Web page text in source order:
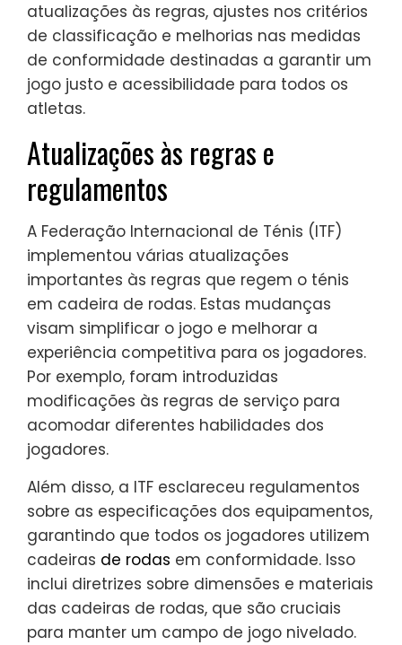
atualizações às regras, ajustes nos critérios
de classificação e melhorias nas medidas
de conformidade destinadas a garantir um
jogo justo e acessibilidade para todos os
atletas.
Atualizações às regras e
regulamentos
A Federação Internacional de Ténis (ITF)
implementou várias atualizações
importantes às regras que regem o ténis
em cadeira de rodas. Estas mudanças
visam simplificar o jogo e melhorar a
experiência competitiva para os jogadores.
Por exemplo, foram introduzidas
modificações às regras de serviço para
acomodar diferentes habilidades dos
jogadores.
Além disso, a ITF esclareceu regulamentos
sobre as especificações dos equipamentos,
garantindo que todos os jogadores utilizem
cadeiras de rodas em conformidade. Isso
inclui diretrizes sobre dimensões e materiais
das cadeiras de rodas, que são cruciais
para manter um campo de jogo nivelado.